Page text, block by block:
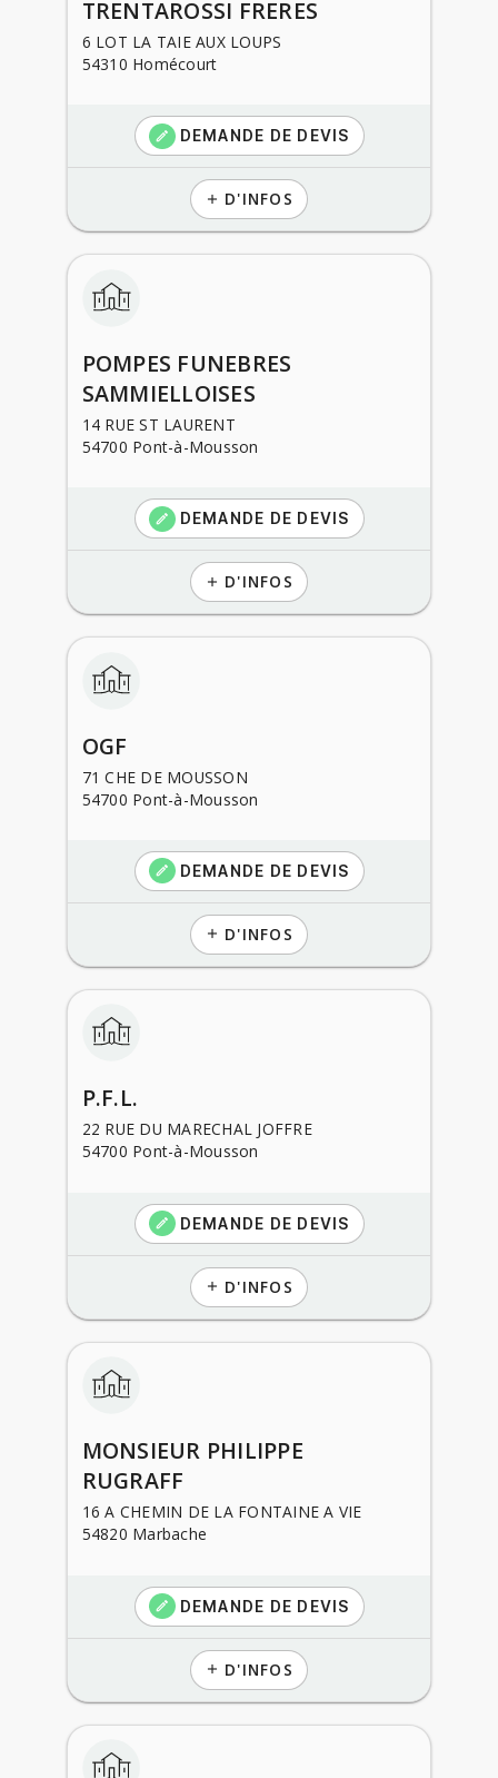
TRENTAROSSI FRERES
6 LOT LA TAIE AUX LOUPS
54310 Homécourt
create DEMANDE DE DEVIS
add D'INFOS
POMPES FUNEBRES
SAMMIELLOISES
14 RUE ST LAURENT
54700 Pont-à-Mousson
create DEMANDE DE DEVIS
add D'INFOS
OGF
71 CHE DE MOUSSON
54700 Pont-à-Mousson
create DEMANDE DE DEVIS
add D'INFOS
P.F.L.
22 RUE DU MARECHAL JOFFRE
54700 Pont-à-Mousson
create DEMANDE DE DEVIS
add D'INFOS
MONSIEUR PHILIPPE
RUGRAFF
16 A CHEMIN DE LA FONTAINE A VIE
54820 Marbache
create DEMANDE DE DEVIS
add D'INFOS